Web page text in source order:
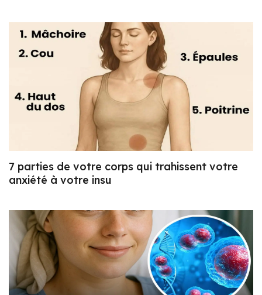
7 parties de votre corps qui trahissent votre
anxiété à votre insu